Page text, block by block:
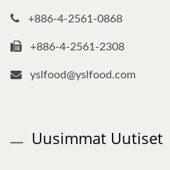
+886-4-2561-0868
+886-4-2561-2308
yslfood@yslfood.com
Uusimmat Uutiset